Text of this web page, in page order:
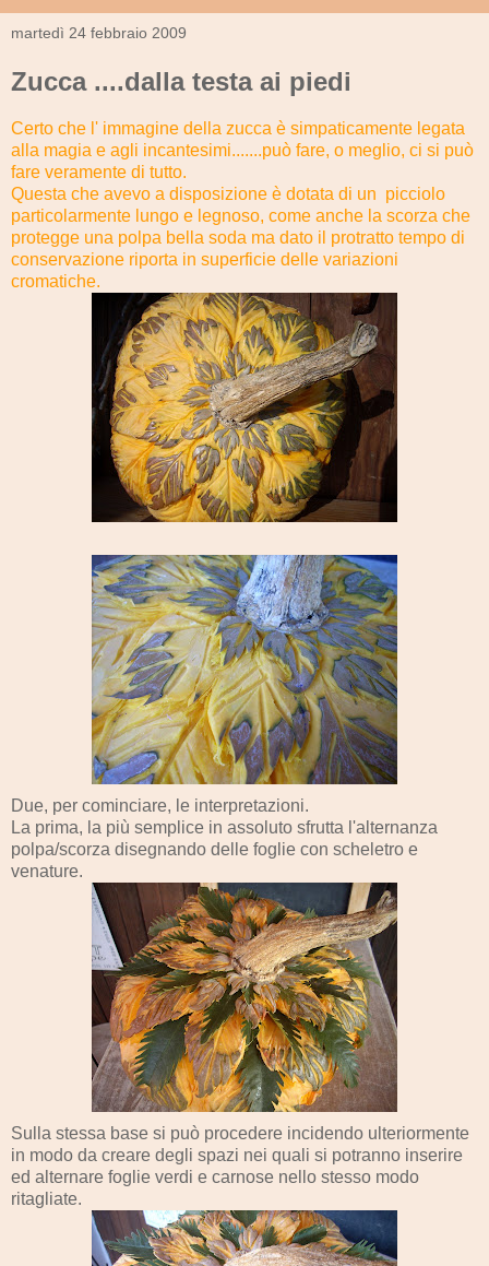
martedì 24 febbraio 2009
Zucca ....dalla testa ai piedi
Certo che l' immagine della zucca è simpaticamente legata
alla magia e agli incantesimi.......può fare, o meglio, ci si può
fare veramente di tutto.
Questa che avevo a disposizione è dotata di un picciolo
particolarmente lungo e legnoso, come anche la scorza che
protegge una polpa bella soda ma dato il protratto tempo di
conservazione riporta in superficie delle variazioni
cromatiche.
Due, per cominciare, le interpretazioni.
La prima, la più semplice in assoluto sfrutta l'alternanza
polpa/scorza disegnando delle foglie con scheletro e
venature.
Sulla stessa base si può procedere incidendo ulteriormente
in modo da creare degli spazi nei quali si potranno inserire
ed alternare foglie verdi e carnose nello stesso modo
ritagliate.